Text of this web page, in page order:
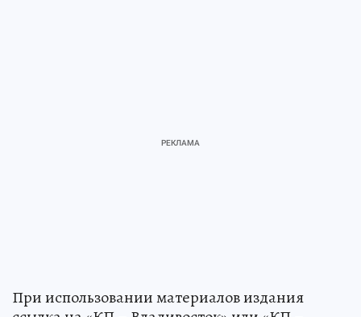
При использовании материалов издания